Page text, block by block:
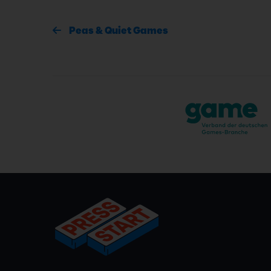
Peas & Quiet Games